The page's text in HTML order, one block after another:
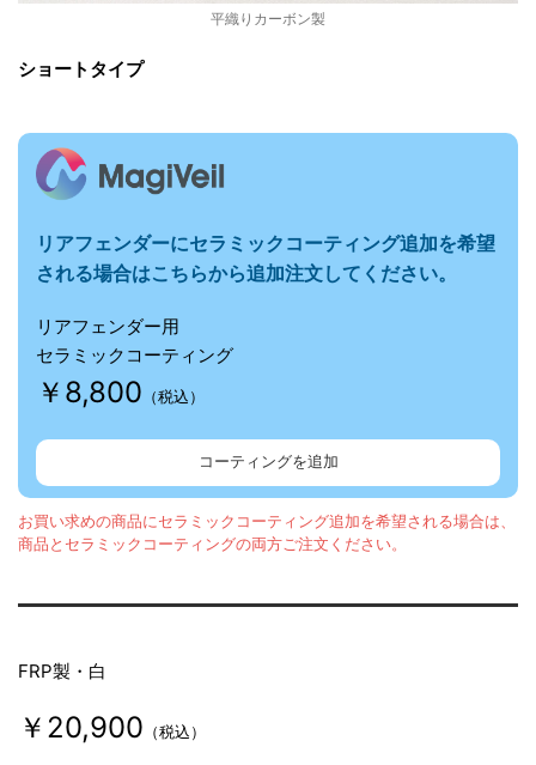
平織りカーボン製
ショートタイプ
リアフェンダーにセラミックコーティング追加を希望
される場合はこちらから追加注文してください。
リアフェンダー用
セラミックコーティング
￥8,800 （税込）
コーティングを追加
お買い求めの商品にセラミックコーティング追加を希望される場合は、
商品とセラミックコーティングの両方ご注文ください。
FRP製・白
￥20,900 （税込）